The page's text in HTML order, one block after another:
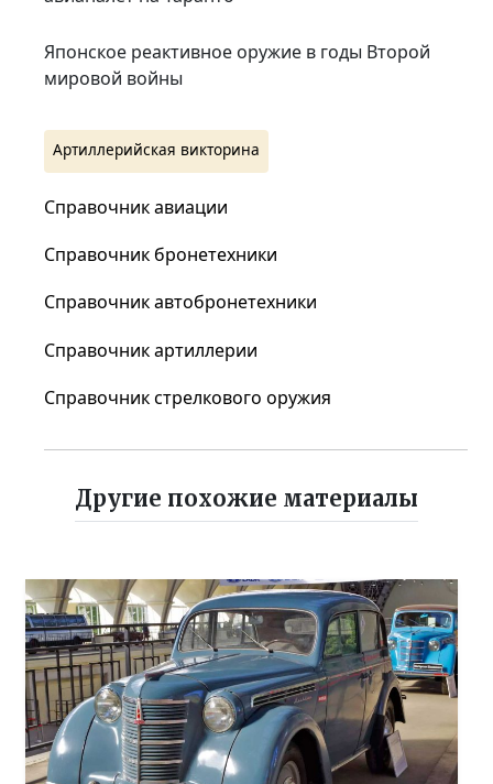
Японское реактивное оружие в годы Второй
мировой войны
Артиллерийская викторина
Справочник авиации
Справочник бронетехники
Справочник автобронетехники
Справочник артиллерии
Справочник стрелкового оружия
Другие похожие материалы